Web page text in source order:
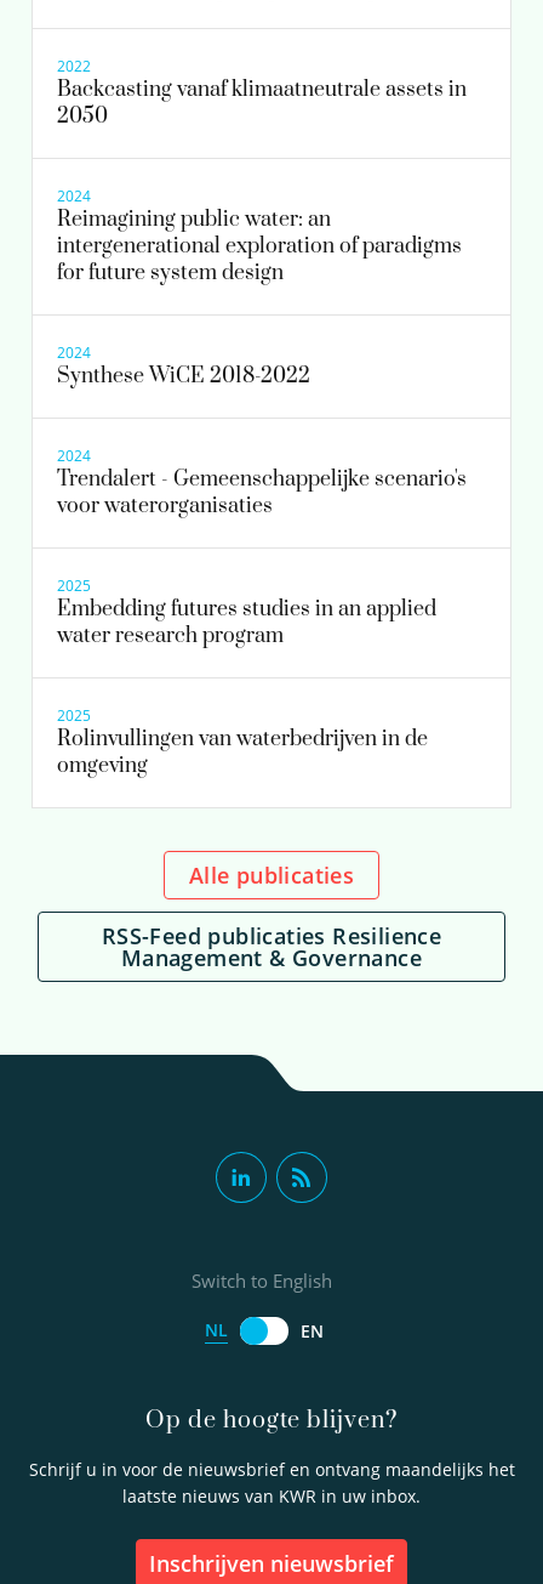
2022
Backcasting vanaf klimaatneutrale assets in
2050
2024
Reimagining public water: an
intergenerational exploration of paradigms
for future system design
2024
Synthese WiCE 2018-2022
2024
Trendalert - Gemeenschappelijke scenario's
voor waterorganisaties
2025
Embedding futures studies in an applied
water research program
2025
Rolinvullingen van waterbedrijven in de
omgeving
Alle publicaties
RSS-Feed publicaties Resilience
Management & Governance
Op de hoogte blijven?
Schrijf u in voor de nieuwsbrief en ontvang maandelijks het
laatste nieuws van KWR in uw inbox.
inschrijven nieuwsbrief
Switch to English
NL EN